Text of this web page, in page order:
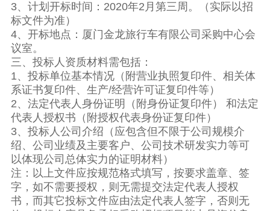
3、计划开标时间：2020年2月第三周。（实际以招
标文件为准）
4、开标地点：厦门金龙旅行车有限公司采购中心会
议室。
三、投标人资质材料需包括：
1、投标单位基本情况（附营业执照复印件、相关体
系证书复印件、生产/经营许可证复印件等）
2、法定代表人身份证明（附身份证复印件） 和法定
代表人授权书（附授权代表身份证复印件）
3、投标人公司介绍（应包含但不限于公司规模介
绍、公司业绩及主要客户、公司技术研发实力等可
以体现公司总体实力的证明材料）
注：以上文件应按规范格式填写，按要求盖章、签
字，如不需要授权，则无需提交法定代表人授权
书，而其它投标文件应由法定代表人签字，否则无